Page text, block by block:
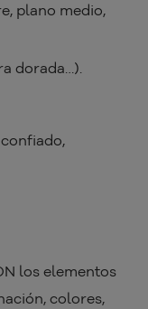
plano medio,
dorada…).
los elementos
colores,